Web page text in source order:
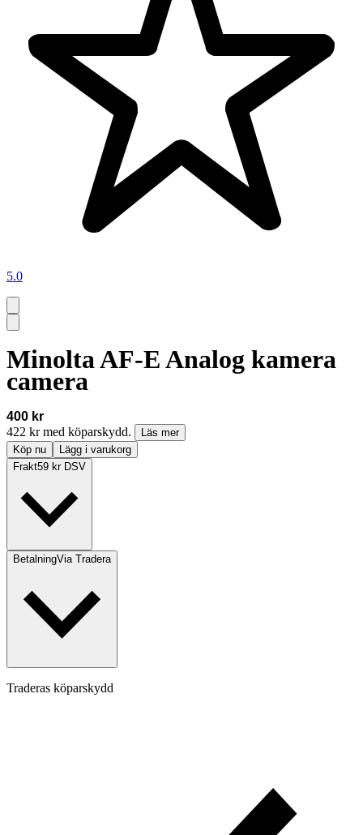
5.0
Minolta AF-E Analog kamera
camera
400 kr
422 kr med köparskydd.
Läs mer
Köp nu
Lägg i varukorg
Frakt59 kr DSV
BetalningVia Tradera
Traderas köparskydd